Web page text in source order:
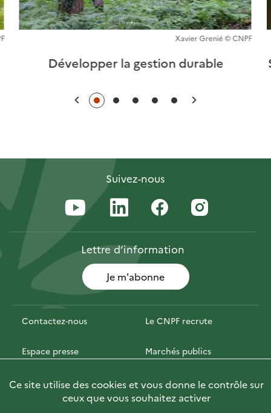
Xavier Grenié © CNPF
Développer la gestion durable
Suivez-nous
Lettred’information
Je m'abonne
Contactez-nous Le CNPF recrute
Espace presse Marchés publics
PhotoFor Briefly in English
Ce site utilise des cookies et vous donne le contrôle sur
ceux que vous souhaitez activer